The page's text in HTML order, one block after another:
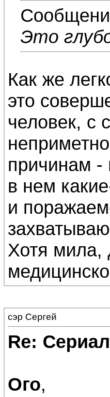
Это
Как же
это
человек, с
причинам -
в нем
и
Хотя мила,
сэр Сергей
Re:
Ого,